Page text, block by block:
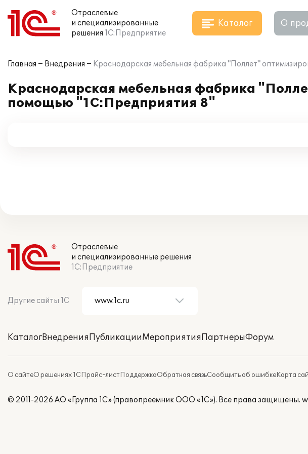
Отраслевые
и специализированные
решения 1С:Предприятие
Каталог О
Главная Внедрения Краснодарская мебельная фабрика "Поллет"
Краснодарская мебельная фабрика
помощью "1С:Предприятия 8"
Отраслевые
и специализированные решения
1С:Предприятие
Другие сайты 1С
КаталогВнедренияПубликацииМероприятияПартнерыФорум
О сайтеО решениях 1СПрайс-листПоддержкаОбратная связьСообщить об ошибкеКарта
© 2011-2026 АО «Группа 1С» (правопреемник ООО «1С»). Все права защищены.